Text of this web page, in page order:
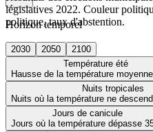
Horizon temporel
2030 2050
2100
Température été
Hausse de la température
Nuits tropicales
Nuits où la température ne
Jours de canicule
Jours où la température dépasse
législatives 2022. Couleur
politique, taux d'abstention.